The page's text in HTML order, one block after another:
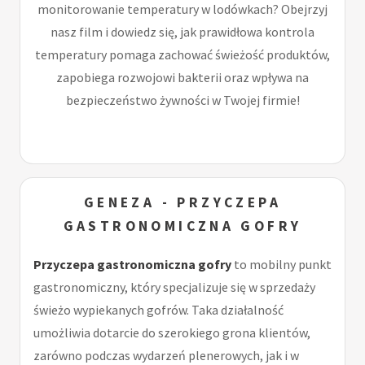
monitorowanie temperatury w lodówkach? Obejrzyj
nasz film i dowiedz się, jak prawidłowa kontrola
temperatury pomaga zachować świeżość produktów,
zapobiega rozwojowi bakterii oraz wpływa na
bezpieczeństwo żywności w Twojej firmie!
GENEZA - PRZYCZEPA
GASTRONOMICZNA GOFRY
Przyczepa gastronomiczna gofry to mobilny punkt
gastronomiczny, który specjalizuje się w sprzedaży
świeżo wypiekanych gofrów. Taka działalność
umożliwia dotarcie do szerokiego grona klientów,
zarówno podczas wydarzeń plenerowych, jak i w